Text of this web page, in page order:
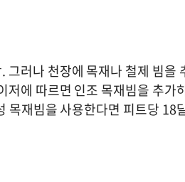
러나 천장에 목재나 철제 빔을
에 따르면 인조 목재빔을 추가
재빔을 사용한다면 피트당 18